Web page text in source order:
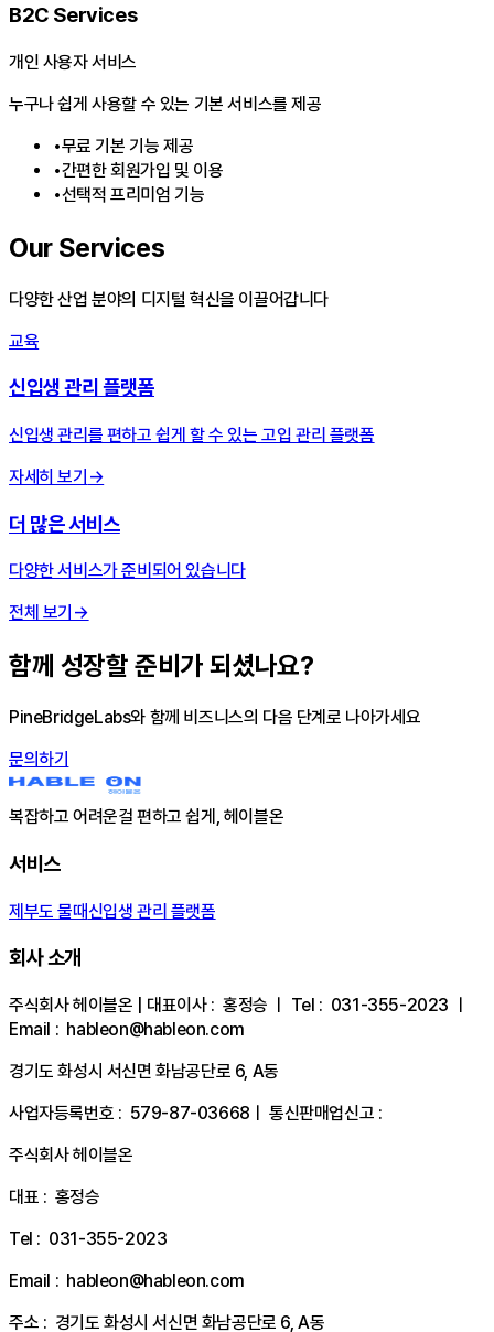
B2C Services
개인 사용자 서비스
누구나 쉽게 사용할 수 있는 기본 서비스를 제공
•무료 기본 기능 제공
•간편한 회원가입 및 이용
•선택적 프리미엄 기능
Our Services
다양한 산업 분야의 디지털 혁신을 이끌어갑니다
교육
신입생 관리 플랫폼
신입생 관리를 편하고 쉽게 할 수 있는 고입 관리 플랫폼
자세히 보기 →
더 많은 서비스
다양한 서비스가 준비되어 있습니다
전체 보기 →
함께 성장할 준비가 되셨나요?
PineBridgeLabs와 함께 비즈니스의 다음 단계로 나아가세요
문의하기
복잡하고 어려운걸 편하고 쉽게, 헤이블온
서비스
제부도 물때신입생 관리 플랫폼
회사 소개
주식회사 헤이블온 | 대표이사 :홍정승 ㅣ Tel : 031-355-2023 ㅣ
Email : hableon@hableon.com
경기도 화성시 서신면 화남공단로 6, A동
사업자등록번호 : 579-87-03668 ㅣ 통신판매업신고 :
주식회사 헤이블온
대표 : 홍정승
Tel : 031-355-2023
Email : hableon@hableon.com
주소 : 경기도 화성시 서신면 화남공단로 6, A동